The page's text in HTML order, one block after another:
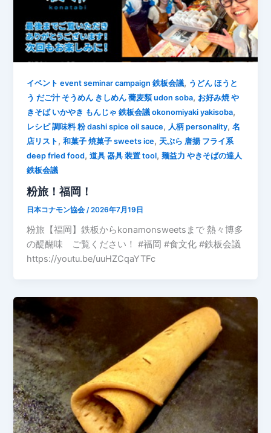
イベント event seminar campaign 鉄板会議, うどん ほうと
う だご汁 そうめん きしめん 蕎麦類 udon soba, お好み焼 や
きそば いかやき もんじゃ 鉄板会議 okonomiyaki yakisoba,
レシピ 調味料 粉 dashi spice oil sauce, 人柄 personality,名
店リスト ,和菓子 焼菓子 sweets ice, 天ぷら 唐揚 フライ系
deep fried food,道具 器具 装置 tool,麺益力 やきそばの達人
鉄板会議
粉旅！福岡！
日本コナモン協会/2026年7月19日
粉旅【福岡】鉄板からkonamonsweetsまで 熱々博多
の醍醐味 ご覧ください！ #福岡 #食文化 #鉄板会議
https://youtu.be/uuHZCqaYTFc